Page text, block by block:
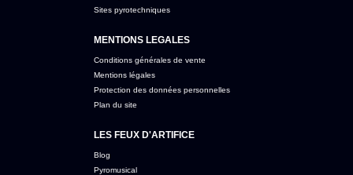
Sites pyrotechniques
MENTIONS LEGALES
Conditions générales de vente
Mentions légales
Protection des données personnelles
Plan du site
LES FEUX D'ARTIFICE
Blog
Pyromusical